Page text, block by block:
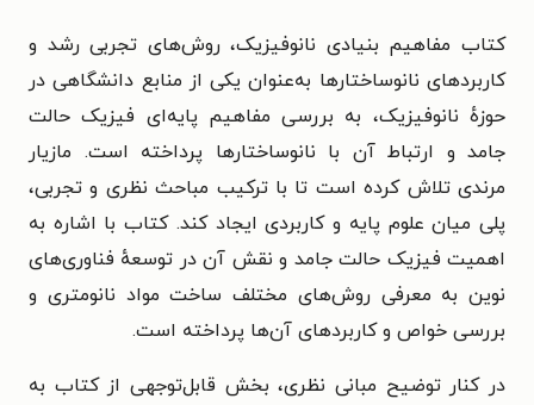
کتاب مفاهیم بنیادی نانوفیزیک، روش‌های تجربی رشد و
کاربردهای نانوساختارها به‌عنوان یکی از منابع دانشگاهی در
حوزهٔ نانوفیزیک، به بررسی مفاهیم پایه‌ای فیزیک حالت
جامد و ارتباط آن با نانوساختارها پرداخته است. مازیار
مرندی تلاش کرده است تا با ترکیب مباحث نظری و تجربی،
پلی میان علوم پایه و کاربردی ایجاد کند. کتاب با اشاره به
اهمیت فیزیک حالت جامد و نقش آن در توسعهٔ فناوری‌های
نوین به معرفی روش‌های مختلف ساخت مواد نانومتری و
بررسی خواص و کاربردهای آن‌ها پرداخته است.
در کنار توضیح مبانی نظری، بخش قابل‌توجهی از کتاب به